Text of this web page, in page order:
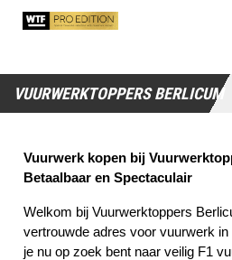
VUURWERKTOPPERS BERLICUM
Vuurwerk kopen bij
Betaalbaar en Spectaculair
Welkom bij Vuurwerktoppers
vertrouwde adres voor vuurwerk
je nu op zoek bent naar veilig F1